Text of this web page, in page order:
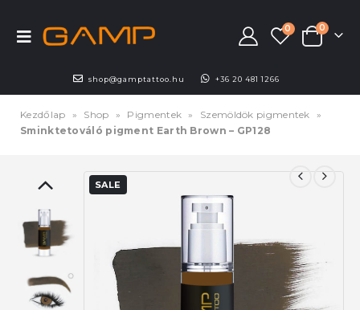
0 0
shop@gamptattoo.hu +36 20 481 1266
Kezdőlap » Shop » Pigmentek » Szemöldök pigmentek
»
Sminktetováló pigment Earth Brown – GP128
SALE